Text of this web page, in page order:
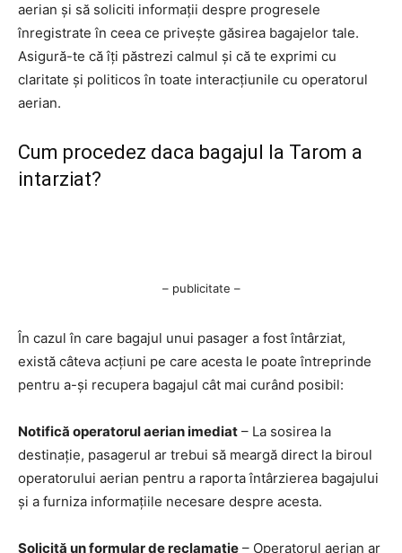
aerian și să soliciti informații despre progresele
înregistrate în ceea ce privește găsirea bagajelor tale.
Asigură-te că îți păstrezi calmul și că te exprimi cu
claritate și politicos în toate interacțiunile cu operatorul
aerian.
Cum procedez daca bagajul la Tarom a
intarziat?
– publicitate –
În cazul în care bagajul unui pasager a fost întârziat,
există câteva acțiuni pe care acesta le poate întreprinde
pentru a-și recupera bagajul cât mai curând posibil:
Notifică operatorul aerian imediat – La sosirea la
destinație, pasagerul ar trebui să meargă direct la biroul
operatorului aerian pentru a raporta întârzierea bagajului
și a furniza informațiile necesare despre acesta.
Solicită un formular de reclamație – Operatorul aerian ar